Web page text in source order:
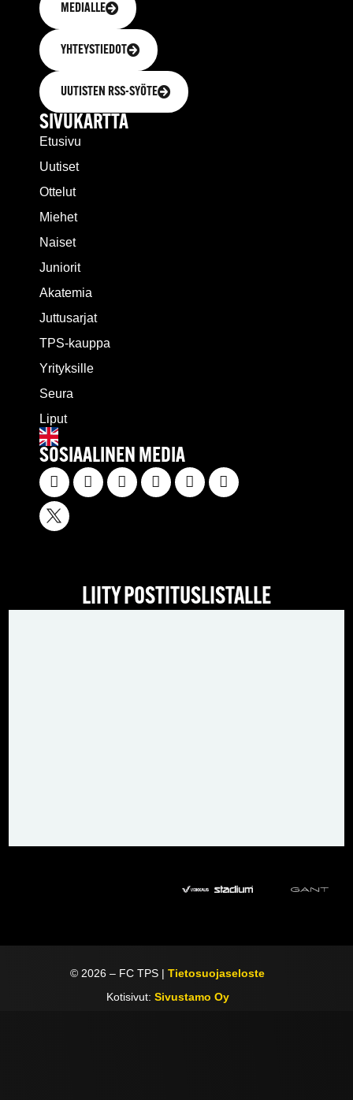
MEDIALLE
YHTEYSTIEDOT
UUTISTEN RSS-SYÖTE
SIVUKARTTA
Etusivu
Uutiset
Ottelut
Miehet
Naiset
Juniorit
Akatemia
Juttusarjat
TPS-kauppa
Yrityksille
Seura
Liput
SOSIAALINEN MEDIA
LIITY POSTITUSLISTALLE
© 2026 – FC TPS |Tietosuojaseloste
Kotisivut: Sivustamo Oy